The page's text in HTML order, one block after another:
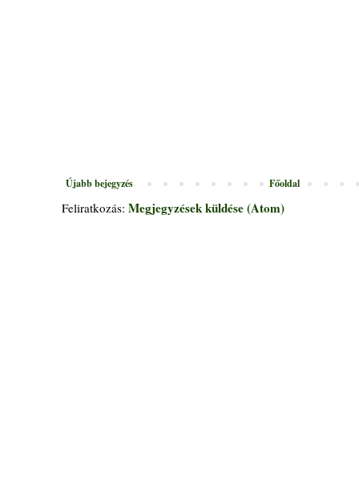
Újabb bejegyzés Főoldal
Feliratkozás: Megjegyzések küldése (Atom)